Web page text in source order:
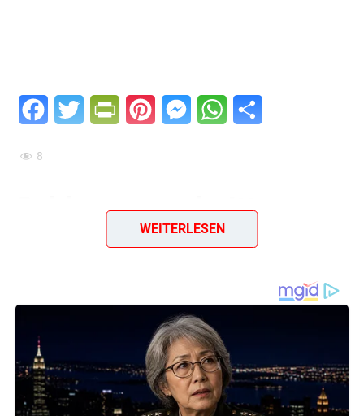
FacebookTwitter PrintFriendly
PinterestMessengerWhatsApp
8
Schlemmerschnitte von
Willkommen zu einem weiteren nostalgischen Ausflug in
die Welt der DDR-Küche! Heute stellen wir dir ein
klassisches Rezept vor, das in vielen Haushalten der
ehemaligen DDR beliebt war: dieSchlemmerschnitte von
Ei. Diese köstliche Speise ist schnell zubereitet und vereint
einfache Zutaten zu einem herzhaften Genuss. Lass uns
WEITERLESEN